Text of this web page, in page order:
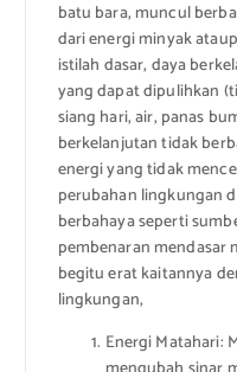
batu bara, muncul
dari energi minyak
istilah dasar, daya
yang dapat dipulihkan
siang hari, air, panas
berkelanjutan tidak
energi yang tidak
perubahan lingkungan
berbahaya seperti
pembenaran mendasar
begitu erat kaitannya
lingkungan,
Energi Matahari: